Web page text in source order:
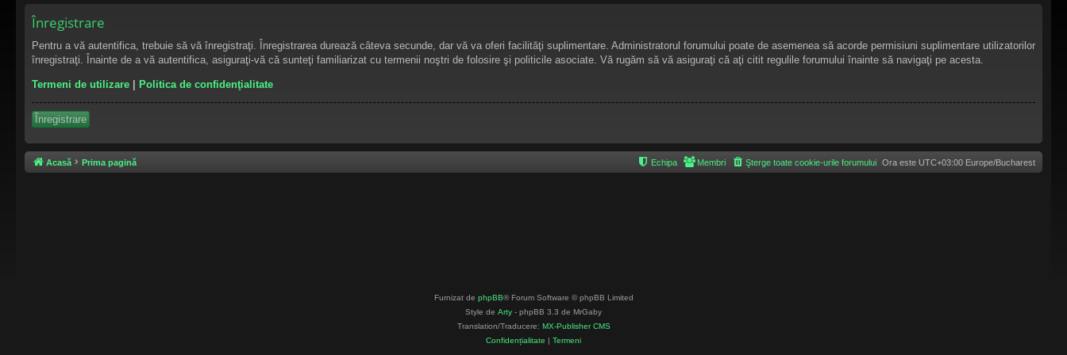
Înregistrare
Pentru a vă autentifica, trebuie să vă înregistraţi. Înregistrarea durează câteva secunde, dar vă va oferi facilităţi suplimentare. Administratorul forumului poate de asemenea să acorde permisiuni suplimentare utilizatorilor
înregistraţi. Înainte de a vă autentifica, asiguraţi-vă că sunteţi familiarizat cu termenii noştri de folosire şi politicile asociate. Vă rugăm să vă asiguraţi că aţi citit regulile forumului înainte să navigaţi pe acesta.
Termeni de utilizare | Politica de confidenţialitate
Înregistrare
Acasă Prima pagină Ora este UTC+03:00 Europe/Bucharest
Şterge toate cookie-urile forumului
Membri
Echipa
Furnizat de phpBB® Forum Software © phpBB Limited
Style de Arty - phpBB 3.3 de MrGaby
Translation/Traducere: MX-Publisher CMS
Confidențialitate | Termeni